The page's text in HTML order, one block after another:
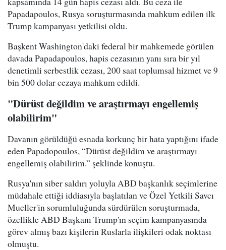
Papadapoulos, Rusya soruşturmasında mahkum edilen ilk
Trump kampanyası yetkilisi oldu.
Başkent Washington'daki federal bir mahkemede görülen
davada Papadapoulos, hapis cezasının yanı sıra bir yıl
denetimli serbestlik cezası, 200 saat toplumsal hizmet ve 9
bin 500 dolar cezaya mahkum edildi.
"Dürüst değildim ve araştırmayı engellemiş
olabilirim"
Davanın görüldüğü esnada korkunç bir hata yaptığını ifade
eden Papadopoulos, “Dürüst değildim ve araştırmayı
engellemiş olabilirim.” şeklinde konuştu.
Rusya'nın siber saldırı yoluyla ABD başkanlık seçimlerine
müdahale ettiği iddiasıyla başlatılan ve Özel Yetkili Savcı
Mueller'in sorumluluğunda sürdürülen soruşturmada,
özellikle ABD Başkanı Trump'ın seçim kampanyasında
görev almış bazı kişilerin Ruslarla ilişkileri odak noktası
olmuştu.